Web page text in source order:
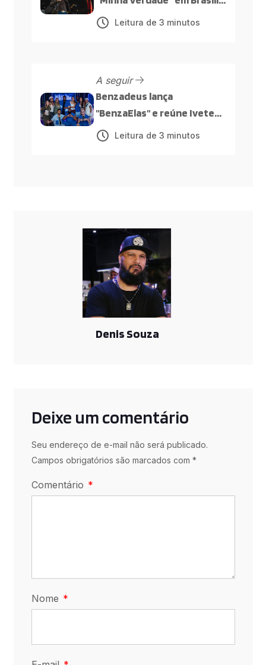
com participações de
Hungria, Grelo e Benzadeus
Leitura de 3 minutos
A seguir
Benzadeus lança
"BenzaElas" e reúne Ivete
Sangalo, Marvvila, Lary, Ayla,
Mannda Lym e Amanda
Leitura de 3 minutos
Denis Souza
Deixe um comentário
Seu endereço de e-mail não será publicado.
Campos obrigatórios são marcados com *
Comentário
Nome